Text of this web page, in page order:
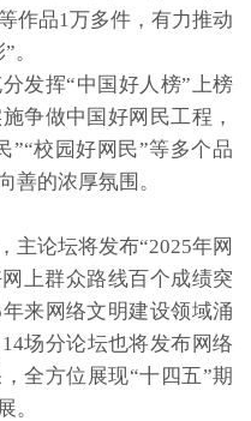
作品1万多件，有力推动
。
挥“中国好人榜”上榜
争做中国好网民工程，
”“校园好网民”等多个品
善的浓厚氛围。
论坛将发布“2025年网
上群众路线百个成绩突
来网络文明建设领域涌
场分论坛也将发布网络
全方位展现“十四五”期
。